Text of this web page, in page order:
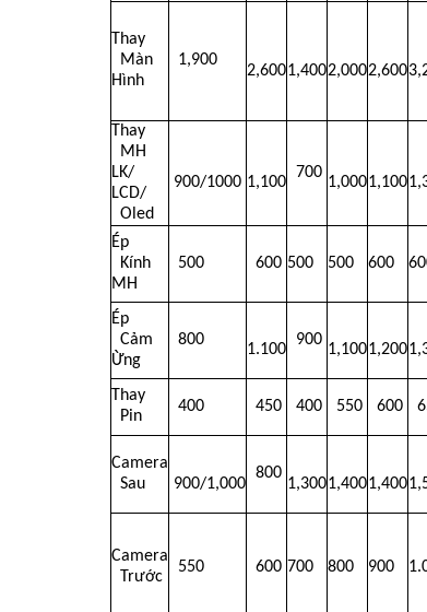
Thay
Màn
Hình
1,900
2,6001,4002,0002,600
Thay
MH
LK/
LCD/
Oled
900/1000 1,100
700
1,0001,100
Ép
Kính
MH
500 600 500 500 600
Ép
Cảm
Ừng
800
1.100
900
1,1001,200
Thay
Pin
400 450 400 550 600
Camera
Sau
900/1,000
800
1,3001,4001,400
Camera
Trước
550 600 700 800 900